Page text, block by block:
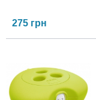
275 грн